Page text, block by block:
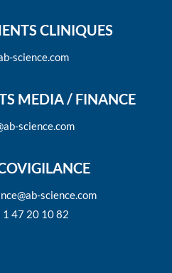
CLINIQUES
science.com
MEDIA / FINANCE
science.com
science.com
1 47 20 10 82